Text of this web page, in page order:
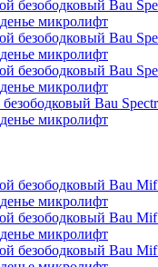
Bau
микролифт